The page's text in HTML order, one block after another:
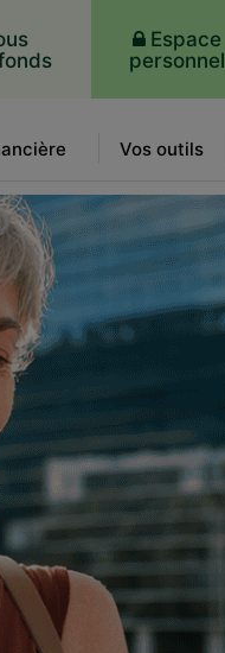
Vos outils
Espace
personnel